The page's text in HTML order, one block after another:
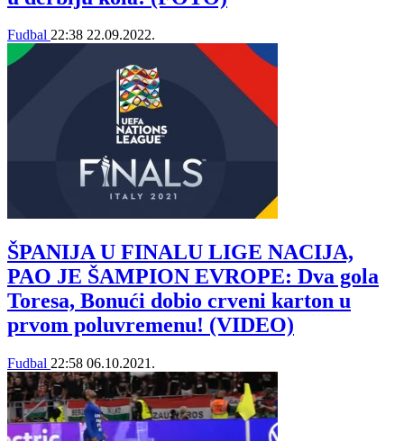
Fudbal 22:38 22.09.2022.
ŠPANIJA U FINALU LIGE NACIJA,
PAO JE ŠAMPION EVROPE: Dva gola
Toresa, Bonući dobio crveni karton u
prvom poluvremenu! (VIDEO)
Fudbal 22:58 06.10.2021.